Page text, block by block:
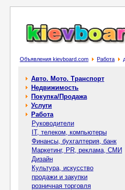
Объявления kievboard.com Работа
Авто. Мото. Транспорт
Недвижимость
Покупка/Продажа
Услуги
Работа
Руководители
IT, телеком, компьютеры
Финансы, бухгалтерия, банк
Маркетинг, PR, реклама, СМИ
Дизайн
Культура, искусство
продажи и закупки
розничная торговля